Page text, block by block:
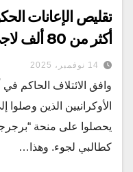
تقليص الإعانات
أكثر من 80 ألف لاجئ أوكراني
14 نوفمبر، 2025
وافق الائتلاف الحاكم
يحصلوا على منحة
كطالبي لجوء. وهذا…